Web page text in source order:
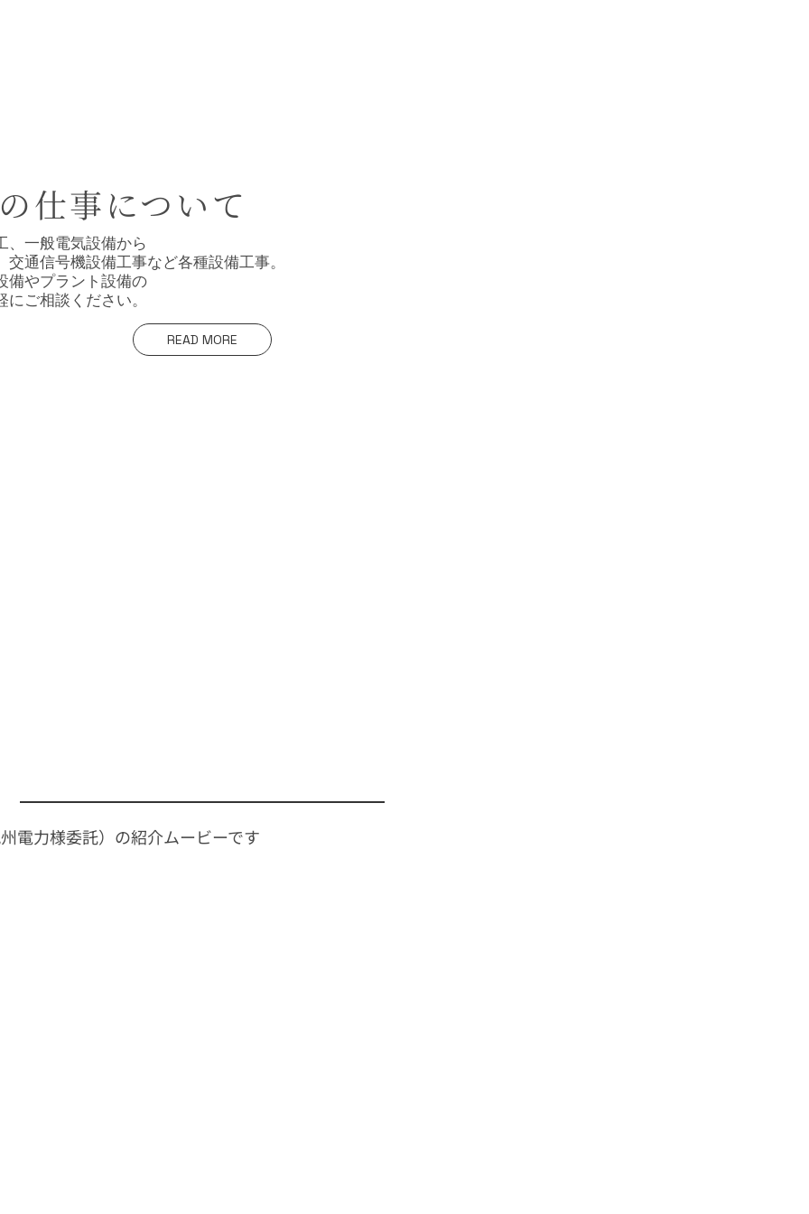
仕事について
、一般電気設備から
通信号機設備工事など各種設備工事。
備やプラント設備の
ご相談ください。
READ MORE
電力様委託）の紹介ムービーです